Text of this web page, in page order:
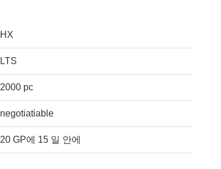
HX
LTS
2000 pc
negotiatiable
20 GP에 15 일 안에